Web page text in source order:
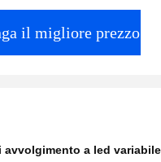
il migliore prezzo
avvolgimento a led variabile